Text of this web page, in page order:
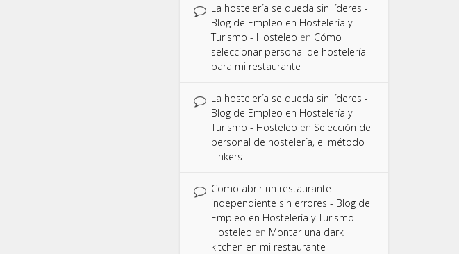
La hostelería se queda sin líderes -
Blog de Empleo en Hostelería y
Turismo - Hosteleo en Cómo
seleccionar personal de hostelería
para mi restaurante
La hostelería se queda sin líderes -
Blog de Empleo en Hostelería y
Turismo - Hosteleo en Selección de
personal de hostelería, el método
Linkers
Como abrir un restaurante
independiente sin errores - Blog de
Empleo en Hostelería y Turismo -
Hosteleo en Montar una dark
kitchen en mi restaurante